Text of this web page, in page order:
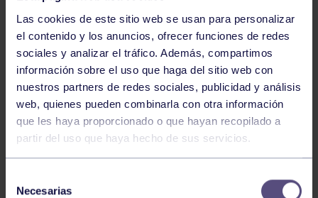
Las cookies de este sitio web se usan para personalizar
el contenido y los anuncios, ofrecer funciones de redes
sociales y analizar el tráfico. Además, compartimos
información sobre el uso que haga del sitio web con
nuestros partners de redes sociales, publicidad y análisis
web, quienes pueden combinarla con otra información
que les haya proporcionado o que hayan recopilado a
partir del uso que haya hecho de sus servicios.
Necesarias
Baloncesto
ÚLTIMOS RESULTADOS DE LA SECCIÓN